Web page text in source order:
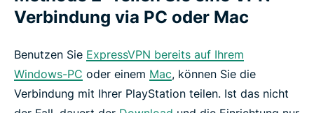
Verbindung via PC oder Mac
Benutzen Sie ExpressVPN bereits auf Ihrem
Windows-PC oder einem Mac, können Sie die
Verbindung mit Ihrer PlayStation teilen. Ist das nicht